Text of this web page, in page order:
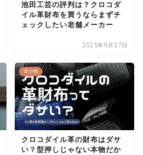
池田工芸の評判は？クロコダ
イル革財布を買うならまずチ
ェックしたい老舗メーカー
2023年9月27日
革小物
クロコダイル革の財布はダサ
い？型押しじゃない本物だか